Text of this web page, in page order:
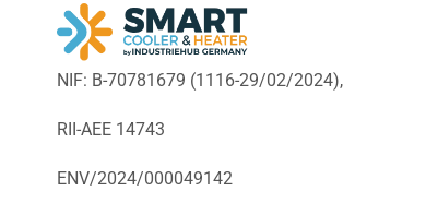
NIF: B-70781679 (1116-29/02/2024),
RII-AEE 14743
ENV/2024/000049142